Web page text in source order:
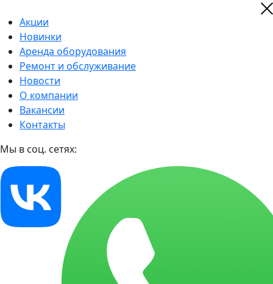
Акции
Новинки
Аренда оборудования
Ремонт и обслуживание
Новости
О компании
Вакансии
Контакты
Мы в соц. сетях: